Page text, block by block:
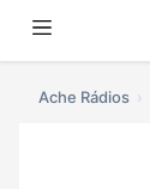
Ache Rádios